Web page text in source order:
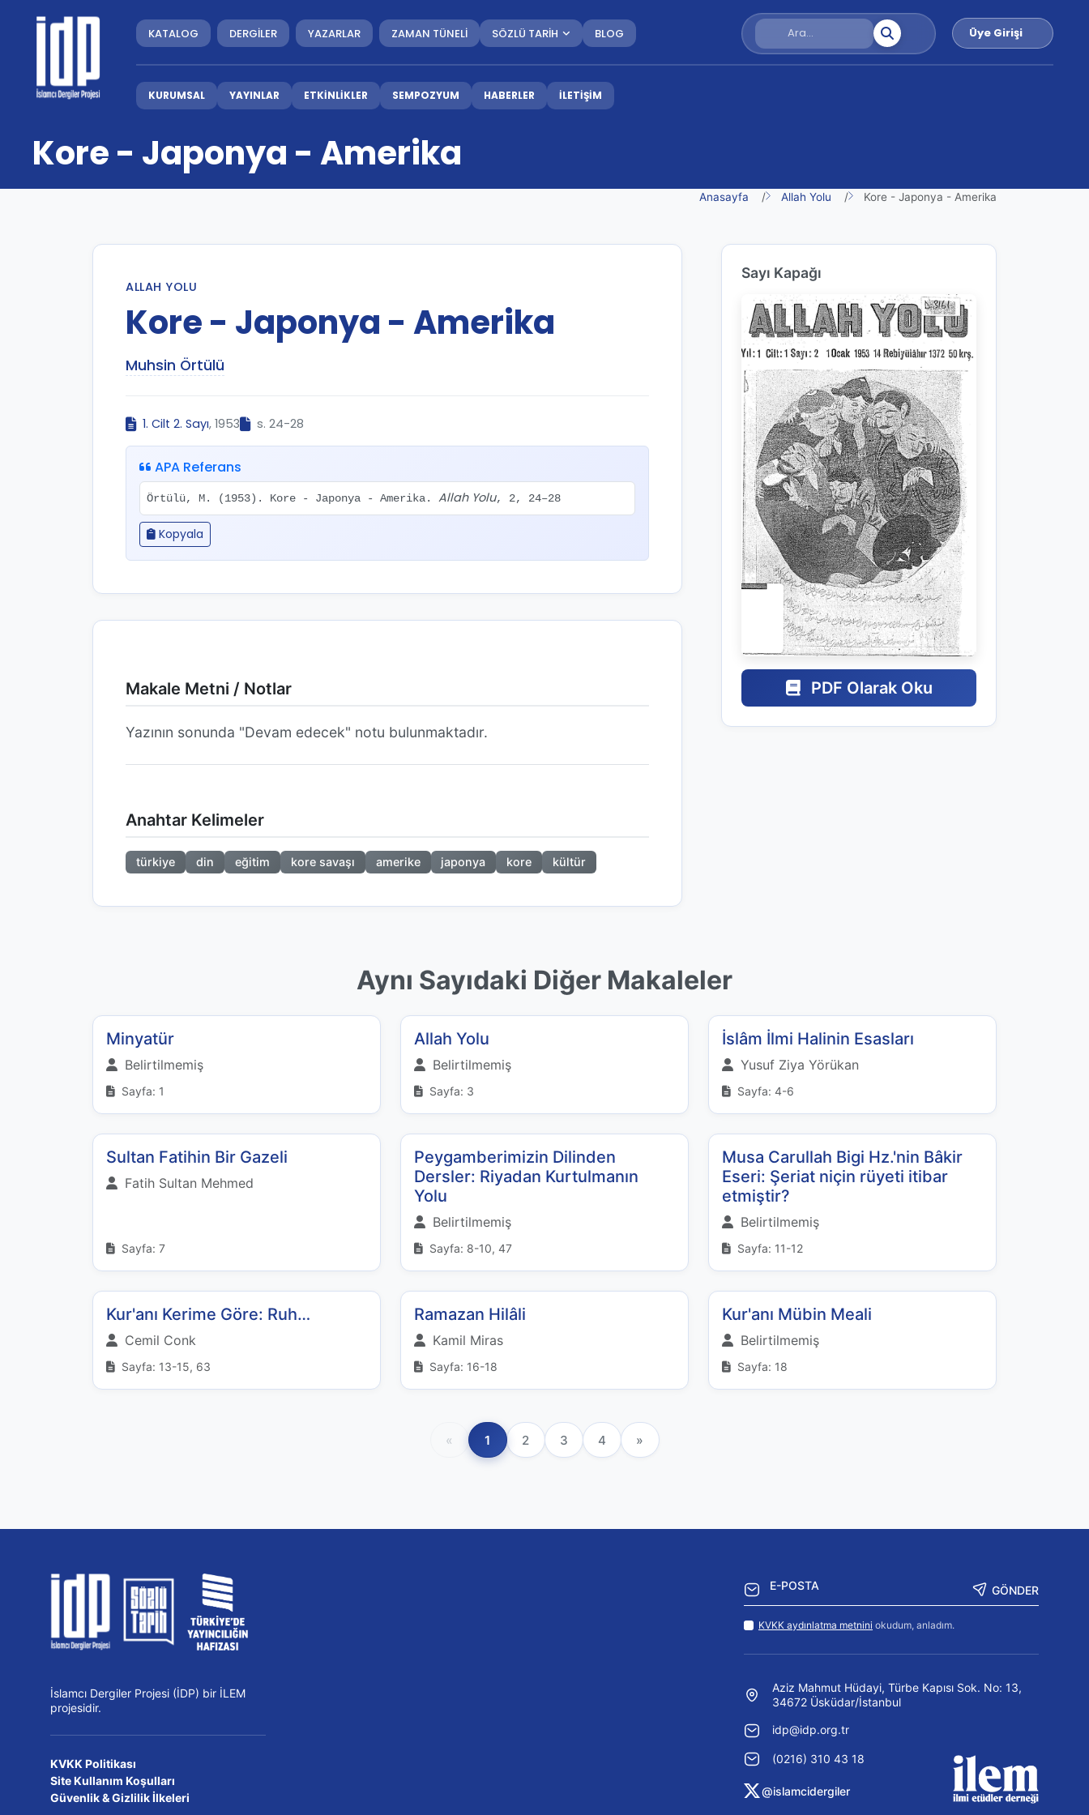
KATALOG DERGİLER YAZARLAR ZAMAN TÜNELİ SÖZLÜ TARİH BLOG Üye Girişi
KURUMSAL YAYINLAR ETKİNLİKLER SEMPOZYUM HABERLER İLETİŞİM
Kore - Japonya - Amerika
Anasayfa Allah Yolu Kore - Japonya - Amerika
ALLAH YOLU
Kore - Japonya - Amerika
Muhsin Örtülü
1. Cilt 2. Sayı, 1953 s. 24-28
APA Referans
Örtülü, M. (1953). Kore - Japonya - Amerika. Allah Yolu, 2, 24–28
Kopyala
Makale Metni / Notlar
Yazının sonunda "Devam edecek" notu bulunmaktadır.
Anahtar Kelimeler
türkiye din eğitim kore savaşı amerike japonya kore kültür
Sayı Kapağı
PDF Olarak Oku
Aynı Sayıdaki Diğer Makaleler
Minyatür
Belirtilmemiş
Sayfa: 1
Allah Yolu
Belirtilmemiş
Sayfa: 3
İslâm İlmi Halinin Esasları
Yusuf Ziya Yörükan
Sayfa: 4-6
Sultan Fatihin Bir Gazeli
Fatih Sultan Mehmed
Sayfa: 7
Peygamberimizin Dilinden
Dersler: Riyadan Kurtulmanın
Yolu
Belirtilmemiş
Sayfa: 8-10, 47
Musa Carullah Bigi Hz.'nin Bâkir
Eseri: Şeriat niçin rüyeti itibar
etmiştir?
Belirtilmemiş
Sayfa: 11-12
Kur'anı Kerime Göre: Ruh…
Cemil Conk
Sayfa: 13-15, 63
Ramazan Hilâli
Kamil Miras
Sayfa: 16-18
Kur'anı Mübin Meali
Belirtilmemiş
Sayfa: 18
« 1 2 3 4 »
İslamcı Dergiler Projesi (İDP) bir İLEM
projesidir.
KVKK Politikası
Site Kullanım Koşulları
Güvenlik & Gizlilik İlkeleri
GÖNDER
KVKK aydınlatma metnini okudum, anladım.
Aziz Mahmut Hüdayi, Türbe Kapısı Sok. No: 13,
34672 Üsküdar/İstanbul
idp@idp.org.tr
(0216) 310 43 18
@islamcidergiler